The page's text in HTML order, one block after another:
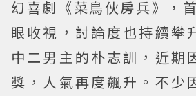
幻喜劇《菜鳥伙房兵》，
眼收視，討論度也持續攀
中二男主的朴志訓，近期
獎，人氣再度飆升。不少